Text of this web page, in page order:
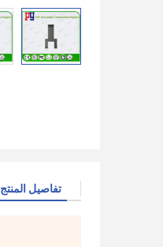
تفاصيل المنتج